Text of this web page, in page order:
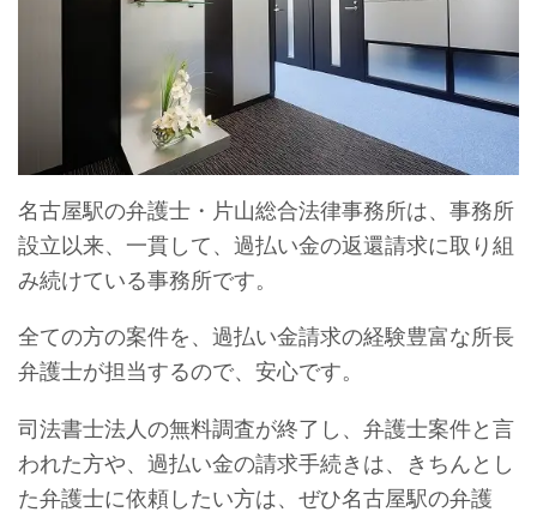
名古屋駅の弁護士・片山総合法律事務所は、事務所
設立以来、一貫して、過払い金の返還請求に取り組
み続けている事務所です。
全ての方の案件を、過払い金請求の経験豊富な所長
弁護士が担当するので、安心です。
司法書士法人の無料調査が終了し、弁護士案件と言
われた方や、過払い金の請求手続きは、きちんとし
た弁護士に依頼したい方は、ぜひ名古屋駅の弁護